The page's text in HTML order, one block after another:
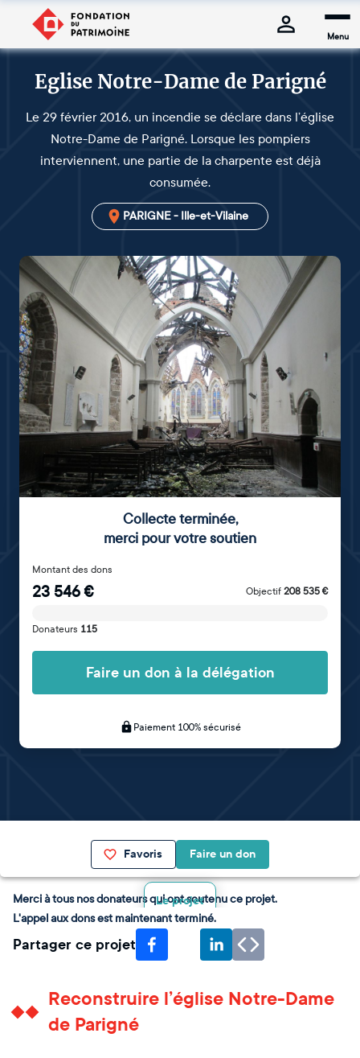
Menu
Eglise Notre-Dame de Parigné
Le 29 février 2016, un incendie se déclare dans l’église
Notre-Dame de Parigné. Lorsque les pompiers
interviennent, une partie de la charpente est déjà
consumée.
PARIGNE - Ille-et-Vilaine
Collecte terminée,
merci pour votre soutien
Montant des dons
23 546€ Objectif 208 535 €
Donateurs 115
Faire un don à la délégation
Paiement 100% sécurisé
Favoris Faire un don
Le projet
Merci à tous nos donateurs qui ont soutenu ce projet.
L'appel aux dons est maintenant terminé.
Partager ce projet
Reconstruire l’église Notre-Dame
de Parigné